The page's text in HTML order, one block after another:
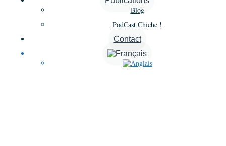
Blog
PodCast Chiche !
Contact